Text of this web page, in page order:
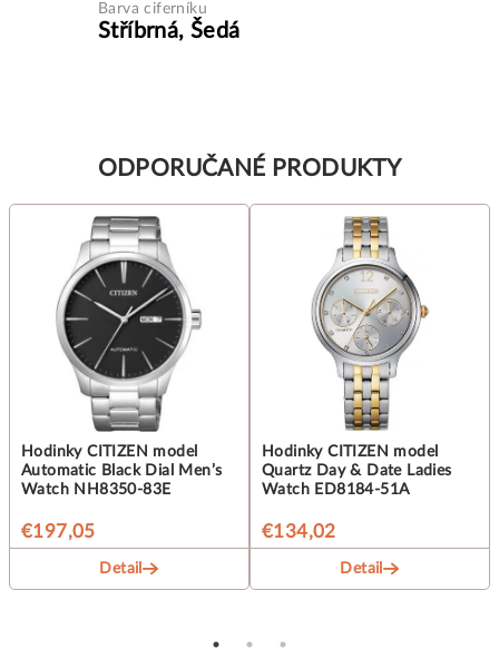
Barva ciferníku
Stříbrná, Šedá
ODPORUČANÉ PRODUKTY
Hodinky CITIZEN model
Automatic Black Dial Men’s
Watch NH8350-83E
€197,05
Detail
Hodinky CITIZEN model
Quartz Day & Date Ladies
Watch ED8184-51A
€134,02
Detail